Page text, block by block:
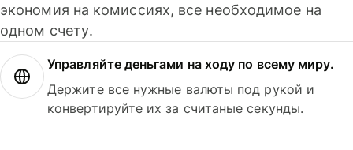
экономия на комиссиях, все необходимое на
одном счету.
Управляйте деньгами на ходу по всему миру.
Держите все нужные валюты под рукой и
конвертируйте их за считаные секунды.